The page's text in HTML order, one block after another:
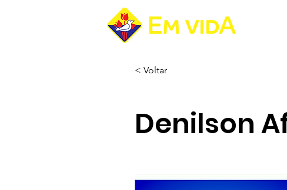
< Voltar
Denilson